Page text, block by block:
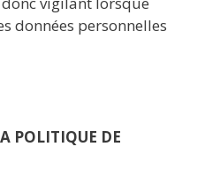
données personnelles
POLITIQUE DE